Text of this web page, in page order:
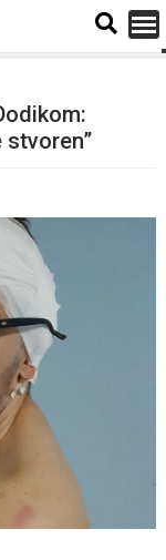
stvoren”